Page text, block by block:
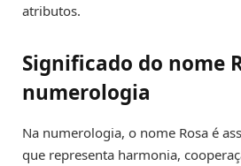
atributos.
Significado do nome
numerologia
Na numerologia, o nome Rosa é
que representa harmonia,